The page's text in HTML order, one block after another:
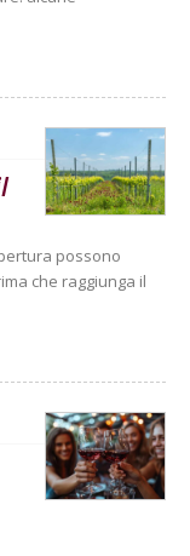
possono
che raggiunga il